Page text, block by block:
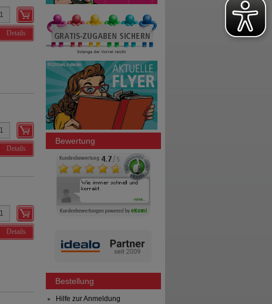
Details
Details
Details
Bewertung
Bestellung
Hilfe zur Anmeldung